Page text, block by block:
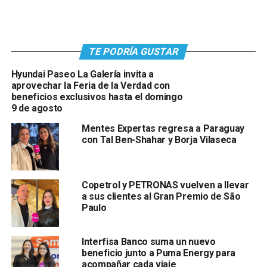
TE PODRÍA GUSTAR
Hyundai Paseo La Galería invita a
aprovechar la Feria de la Verdad con
beneficios exclusivos hasta el domingo
9 de agosto
Mentes Expertas regresa a Paraguay
con Tal Ben-Shahar y Borja Vilaseca
Copetrol y PETRONAS vuelven a llevar
a sus clientes al Gran Premio de São
Paulo
Interfisa Banco suma un nuevo
beneficio junto a Puma Energy para
acompañar cada viaje